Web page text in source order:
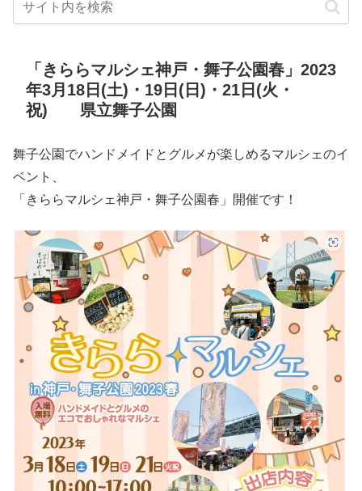
「きららマルシェ神戸・舞子公園春」2023
年3月18日(土)・19日(日)・21日(火・
祝) 県立舞子公園
舞子公園でハンドメイドとグルメが楽しめるマルシェのイ
ベント、
「きららマルシェ神戸・舞子公園春」開催です！